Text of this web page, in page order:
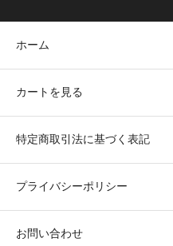
ホーム
カートを見る
特定商取引法に基づく表記
プライバシーポリシー
お問い合わせ